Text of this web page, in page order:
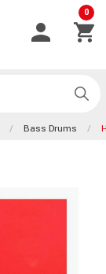
0
Bass Drums